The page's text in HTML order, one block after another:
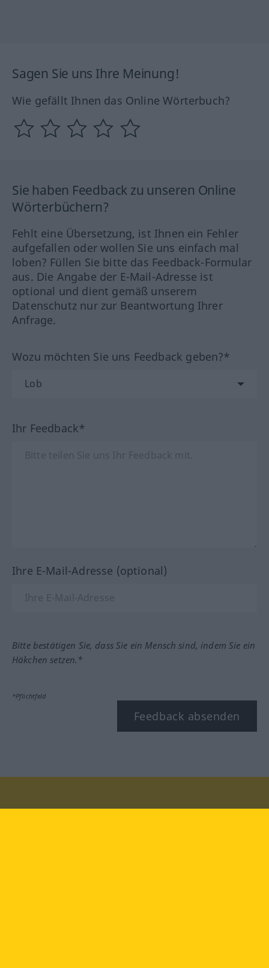
Sagen Sie uns Ihre Meinung!
Wie gefällt Ihnen das Online Wörterbuch?
Sie haben Feedback zu unseren Online
Wörterbüchern?
Fehlt eine Übersetzung, ist Ihnen ein Fehler
aufgefallen oder wollen Sie uns einfach mal
loben? Füllen Sie bitte das Feedback-Formular
aus. Die Angabe der E-Mail-Adresse ist
optional und dient gemäß unserem
Datenschutz nur zur Beantwortung Ihrer
Anfrage.
Wozu möchten Sie uns Feedback geben?*
Ihr Feedback*
Ihre E-Mail-Adresse (optional)
Bitte bestätigen Sie, dass Sie ein Mensch sind, indem Sie ein
Häkchen setzen.*
*Pflichtfeld
Feedback absenden
Besuchen Sie uns auf: